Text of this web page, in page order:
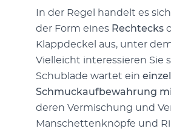
In der Regel handelt es
der Form eines Rechtecks
Klappdeckel aus, unter
Vielleicht interessieren Sie
Schublade wartet ein
Schmuckaufbewahrung
deren Vermischung und
Manschettenknöpfe und